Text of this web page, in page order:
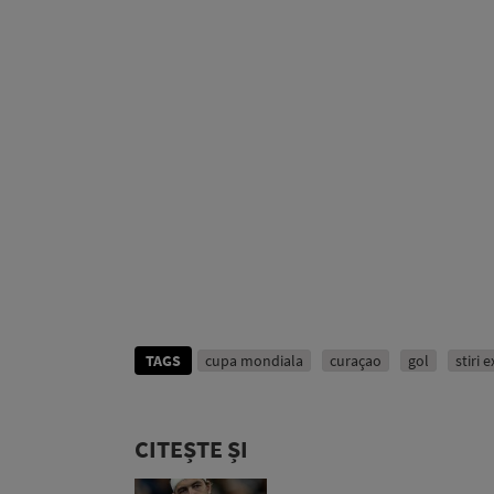
TAGS cupa mondiala curaçao gol stiri
CITEȘTE ȘI